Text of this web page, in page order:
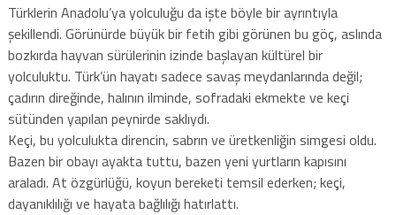
Türklerin Anadolu’ya yolculuğu da işte böyle bir ayrıntıyla
şekillendi. Görünürde büyük bir fetih gibi görünen bu göç, aslında
bozkırda hayvan sürülerinin izinde başlayan kültürel bir
yolculuktu. Türk’ün hayatı sadece savaş meydanlarında değil;
çadırın direğinde, halının ilminde, sofradaki ekmekte ve keçi
sütünden yapılan peynirde saklıydı.
Keçi, bu yolculukta direncin, sabrın ve üretkenliğin simgesi oldu.
Bazen bir obayı ayakta tuttu, bazen yeni yurtların kapısını
araladı. At özgürlüğü, koyun bereketi temsil ederken; keçi,
dayanıklılığı ve hayata bağlılığı hatırlattı.